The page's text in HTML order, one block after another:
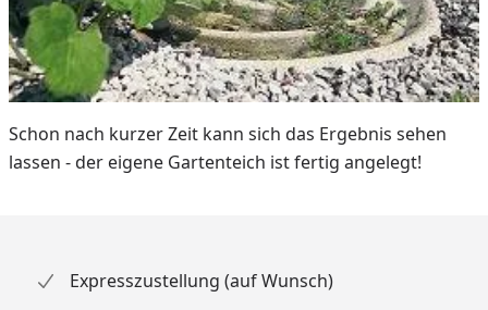
Schon nach kurzer Zeit kann sich das Ergebnis sehen
lassen - der eigene Gartenteich ist fertig angelegt!
Expresszustellung (auf Wunsch)